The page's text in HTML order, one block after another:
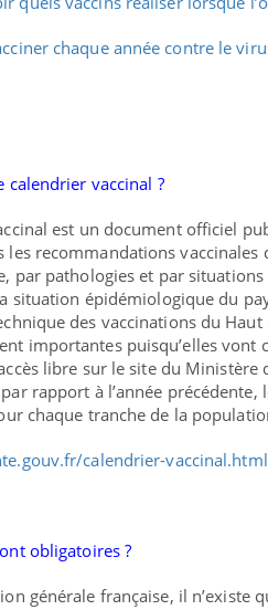
chaque année contre le
calendrier vaccinal ?
est un document officiel
les recommandations
par pathologies et par
situation épidémiologique du
des vaccinations du
importantes puisqu’elles
libre sur le site du
rapport à l’année
chaque tranche de la
calendrier-vaccinal.html
obligatoires ?
générale française, il n’existe